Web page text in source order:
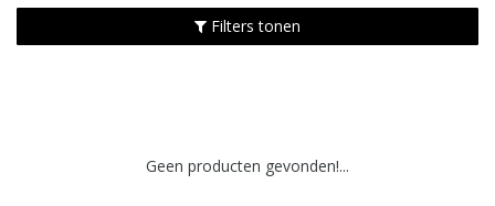
Filters tonen
Geen producten gevonden!...